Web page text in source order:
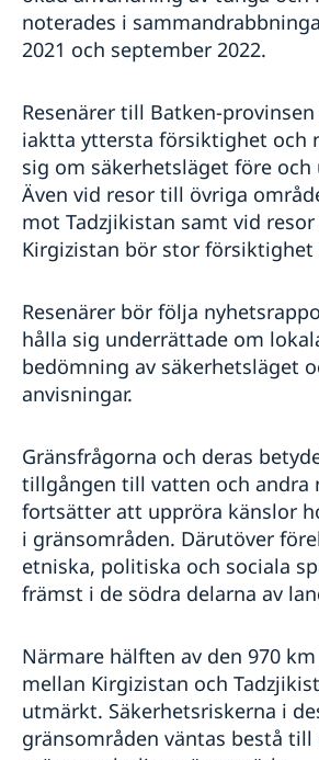
noterades i
2021 och september 2022.
Resenärer till Batken-
iaktta yttersta försiktighet och
sig om säkerhetsläget före och
Även vid resor till övriga
mot Tadzjikistan samt vid
Kirgizistan bör stor försiktighet
Resenärer bör följa
hålla sig underrättade om
bedömning av säkerhetsläget
anvisningar.
Gränsfrågorna och deras
tillgången till vatten och andra
fortsätter att uppröra känslor
i gränsområden. Därutöver
etniska, politiska och sociala
främst i de södra delarna av
Närmare hälften av den 970
mellan Kirgizistan och
utmärkt. Säkerhetsriskerna i
gränsområden väntas bestå till